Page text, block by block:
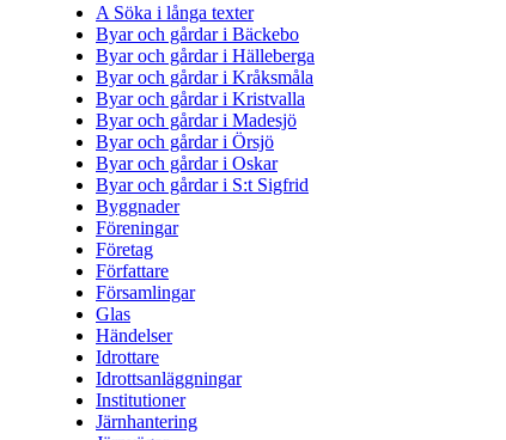
A Söka i långa texter
Byar och gårdar i Bäckebo
Byar och gårdar i Hälleberga
Byar och gårdar i Kråksmåla
Byar och gårdar i Kristvalla
Byar och gårdar i Madesjö
Byar och gårdar i Örsjö
Byar och gårdar i Oskar
Byar och gårdar i S:t Sigfrid
Byggnader
Föreningar
Företag
Författare
Församlingar
Glas
Händelser
Idrottare
Idrottsanläggningar
Institutioner
Järnhantering